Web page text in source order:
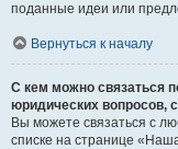
поданные идеи или
Вернуться к началу
С кем можно связаться
юридических вопросов,
Вы можете связаться с
списке на странице